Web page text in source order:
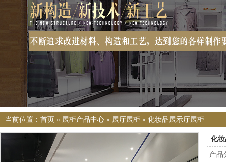
当前位置： 首页 » 展柜产品中心 » 展厅展柜 » 化妆品展示厅展柜
化
产品